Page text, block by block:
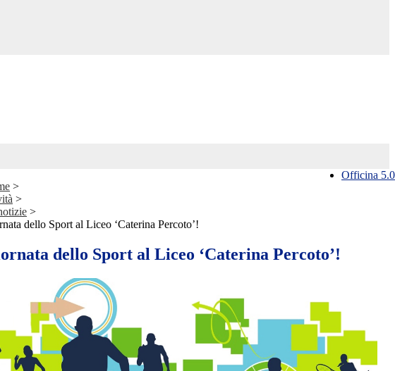
Officina 5.0
>
>
>
dello Sport al Liceo ‘Caterina Percoto’!
dello Sport al Liceo ‘Caterina Percoto’!